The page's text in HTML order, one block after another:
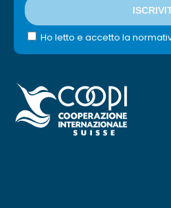
Ho letto e accetto la